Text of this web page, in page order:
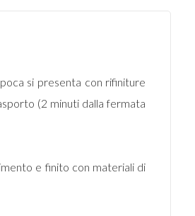
si presenta con rifiniture
(2 minuti dalla fermata
e finito con materiali di